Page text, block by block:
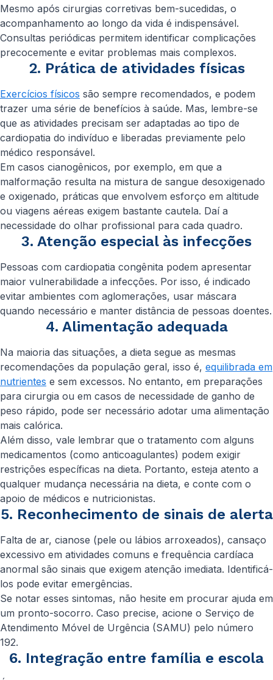
Mesmo após cirurgias corretivas bem-sucedidas, o
acompanhamento ao longo da vida é indispensável.
Consultas periódicas permitem identificar complicações
precocemente e evitar problemas mais complexos.
2. Prática de atividades físicas
Exercícios físicos são sempre recomendados, e podem
trazer uma série de benefícios à saúde. Mas, lembre-se
que as atividades precisam ser adaptadas ao tipo de
cardiopatia do indivíduo e liberadas previamente pelo
médico responsável.
Em casos cianogênicos, por exemplo, em que a
malformação resulta na mistura de sangue desoxigenado
e oxigenado, práticas que envolvem esforço em altitude
ou viagens aéreas exigem bastante cautela. Daí a
necessidade do olhar profissional para cada quadro.
3. Atenção especial às infecções
Pessoas com cardiopatia congênita podem apresentar
maior vulnerabilidade a infecções. Por isso, é indicado
evitar ambientes com aglomerações, usar máscara
quando necessário e manter distância de pessoas doentes.
4. Alimentação adequada
Na maioria das situações, a dieta segue as mesmas
recomendações da população geral, isso é, equilibrada em
nutrientes e sem excessos. No entanto, em preparações
para cirurgia ou em casos de necessidade de ganho de
peso rápido, pode ser necessário adotar uma alimentação
mais calórica.
Além disso, vale lembrar que o tratamento com alguns
medicamentos (como anticoagulantes) podem exigir
restrições específicas na dieta. Portanto, esteja atento a
qualquer mudança necessária na dieta, e conte com o
apoio de médicos e nutricionistas.
5. Reconhecimento de sinais de alerta
Falta de ar, cianose (pele ou lábios arroxeados), cansaço
excessivo em atividades comuns e frequência cardíaca
anormal são sinais que exigem atenção imediata. Identificá-
los pode evitar emergências.
Se notar esses sintomas, não hesite em procurar ajuda em
um pronto-socorro. Caso precise, acione o Serviço de
Atendimento Móvel de Urgência (SAMU) pelo número
192.
6. Integração entre família e escola